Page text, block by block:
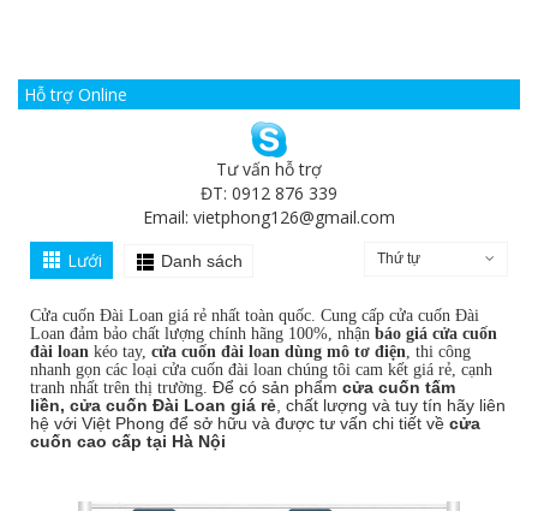
Hỗ trợ Online
Tư vấn hỗ trợ
ĐT: 0912 876 339
Email: vietphong126@gmail.com
Lưới
Danh sách Thứ tự
Cửa cuốn Đài Loan giá rẻ nhất toàn quốc. Cung cấp cửa cuốn Đài
Loan đảm bảo chất lượng chính hãng 100%, nhận báo giá cửa cuốn
đài loan kéo tay, cửa cuốn đài loan dùng mô tơ điện , thi công
nhanh gọn các loại cửa cuốn đài loan chúng tôi cam kết giá rẻ, cạnh
tranh nhất trên thị trường. Để có sản phẩm cửa cuốn tấm
liền, cửa cuốn Đài Loan giá rẻ , chất lượng và tuy tín hãy liên
hệ với Việt Phong để sở hữu và được tư vấn chi tiết về cửa
cuốn cao cấp tại Hà Nội